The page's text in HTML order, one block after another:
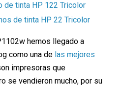
de tinta HP 122 Tricolor
de tinta HP 22 Tricolor
hemos llegado a
como una de las mejores
impresoras que
se vendieron mucho, por su